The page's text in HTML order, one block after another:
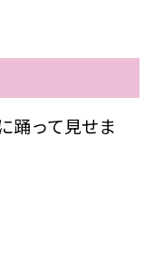
踊って見せま